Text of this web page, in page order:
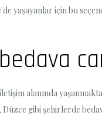
yaşayanlar için bu
alanında
gibi şehirlerde